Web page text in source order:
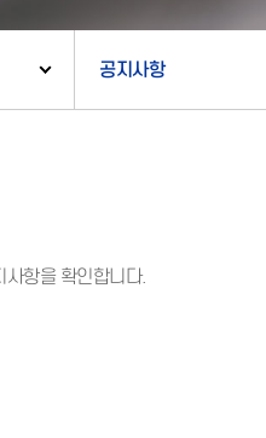
공지사항
항을 확인합니다.